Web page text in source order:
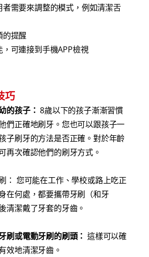
者需要來調整的模式，例如清潔舌
的提醒
可連接到手機APP檢視
巧
的孩子： 8歲以下的孩子漸漸習慣
們正確地刷牙。您也可以跟孩子一
子刷牙的方法是否正確。對於年齡
再次確認他們的刷牙方式。
： 您可能在工作、學校或路上吃正
在何處，都要攜帶牙刷（和牙
清潔戴了牙套的牙齒。
刷或電動牙刷的刷頭： 這樣可以確
效地清潔牙齒。